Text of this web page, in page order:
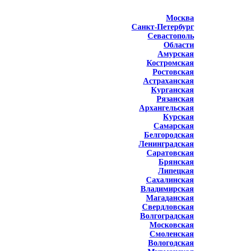
Москва
Санкт-Петербург
Севастополь
Области
Амурская
Костромская
Ростовская
Астраханская
Курганская
Рязанская
Архангельская
Курская
Самарская
Белгородская
Ленинградская
Саратовская
Брянская
Липецкая
Сахалинская
Владимирская
Магаданская
Свердловская
Волгоградская
Московская
Смоленская
Вологодская